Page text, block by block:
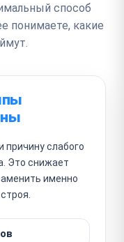
способ
понимаете, какие
причину слабого
Это снижает
именно